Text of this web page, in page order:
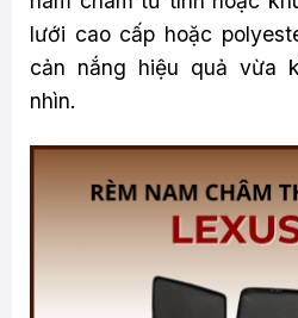
lưới cao cấp hoặc
cản nắng hiệu quả vừa
nhìn.